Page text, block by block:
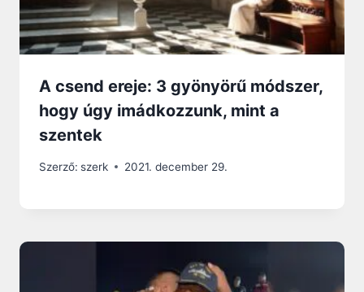
A csend ereje: 3 gyönyörű módszer,
hogy úgy imádkozzunk, mint a
szentek
Szerző: szerk 2021. december 29.